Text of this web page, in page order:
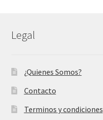
Legal
¿Quienes Somos?
Contacto
Terminos y condiciones